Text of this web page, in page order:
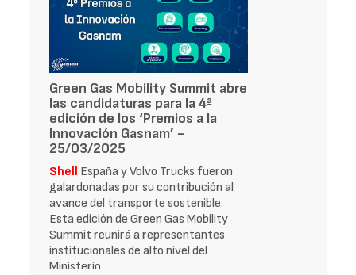
Green Gas Mobility Summit abre
las candidaturas para la 4ª
edición de los ‘Premios a la
Innovación Gasnam’ -
25/03/2025
Shell España y Volvo Trucks fueron
galardonadas por su contribución al
avance del transporte sostenible.
Esta edición de Green Gas Mobility
Summit reunirá a representantes
institucionales de alto nivel del
Ministerio